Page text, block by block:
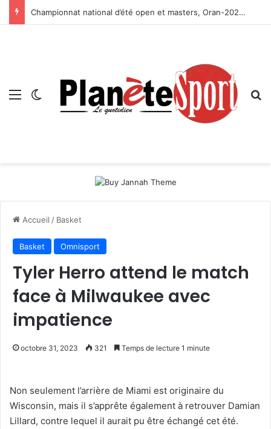
Championnat national d’été open et masters, Oran-2026 — Le CRB s’adjuge le titre
Menu Switch skin
Accueil / Basket
Basket Omnisport
Tyler Herro attend le match
face à Milwaukee avec
impatience
octobre 31, 2023 321 Temps de lecture 1 minute
Non seulement l’arrière de Miami est originaire du
Wisconsin, mais il s’apprête également à retrouver Damian
Lillard, contre lequel il aurait pu être échangé cet été.